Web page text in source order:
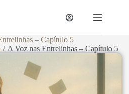
– Capítulo 5
/ A Voz nas Entrelinhas – Capítulo 5